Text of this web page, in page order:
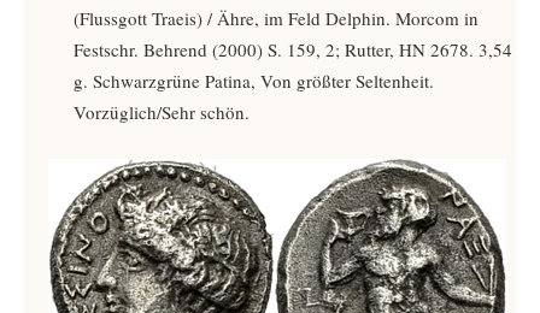
(Flussgott Traeis) / Ähre, im Feld Delphin. Morcom in
Festschr. Behrend (2000) S. 159, 2; Rutter, HN 2678. 3,54
g. Schwarzgrüne Patina, Von größter Seltenheit.
Vorzüglich/Sehr schön.